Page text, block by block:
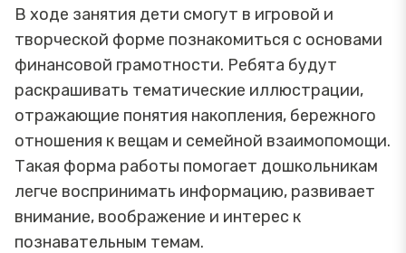
В ходе занятия дети смогут в игровой и
творческой форме познакомиться с основами
финансовой грамотности. Ребята будут
раскрашивать тематические иллюстрации,
отражающие понятия накопления, бережного
отношения к вещам и семейной взаимопомощи.
Такая форма работы помогает дошкольникам
легче воспринимать информацию, развивает
внимание, воображение и интерес к
познавательным темам.